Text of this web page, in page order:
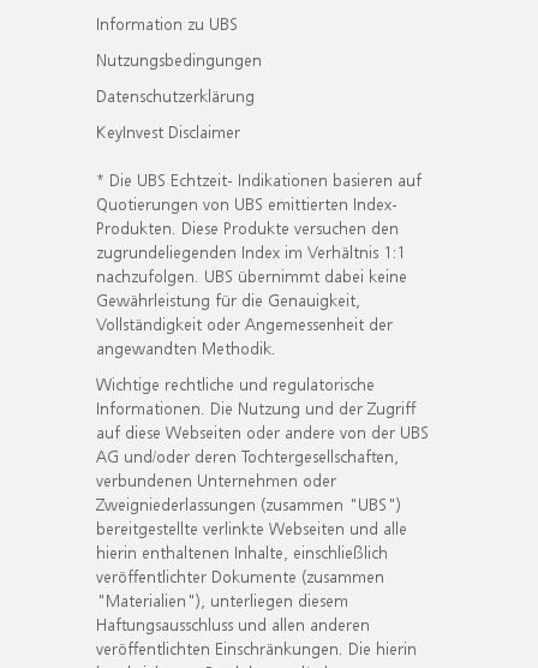
Information zu UBS
Nutzungsbedingungen
Datenschutzerklärung
KeyInvest Disclaimer
* Die UBS Echtzeit- Indikationen basieren auf
Quotierungen von UBS emittierten Index-
Produkten. Diese Produkte versuchen den
zugrundeliegenden Index im Verhältnis 1:1
nachzufolgen. UBS übernimmt dabei keine
Gewährleistung für die Genauigkeit,
Vollständigkeit oder Angemessenheit der
angewandten Methodik.
Wichtige rechtliche und regulatorische
Informationen. Die Nutzung und der Zugriff
auf diese Webseiten oder andere von der UBS
AG und/oder deren Tochtergesellschaften,
verbundenen Unternehmen oder
Zweigniederlassungen (zusammen "UBS")
bereitgestellte verlinkte Webseiten und alle
hierin enthaltenen Inhalte, einschließlich
veröffentlichter Dokumente (zusammen
"Materialien"), unterliegen diesem
Haftungsausschluss und allen anderen
veröffentlichten Einschränkungen. Die hierin